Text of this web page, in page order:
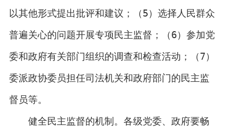
以其他形式提出批评和建议；（5）选择人民群众
普遍关心的问题开展专项民主监督；（6）参加党
委和政府有关部门组织的调查和检查活动；（7）
委派政协委员担任司法机关和政府部门的民主监
督员等。
健全民主监督的机制。各级党委、政府要畅